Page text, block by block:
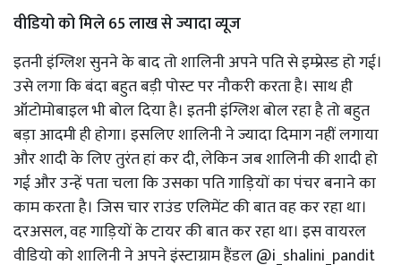
वीडियो को मिले 65 लाख से ज्यादा व्यूज
इतनी इंग्लिश सुनने के बाद तो शालिनी अपने पति से इम्प्रेस्ड हो गई।
उसे लगा कि बंदा बहुत बड़ी पोस्ट पर नौकरी करता है। साथ ही
ऑटोमोबाइल भी बोल दिया है। इतनी इंग्लिश बोल रहा है तो बहुत
बड़ा आदमी ही होगा। इसलिए शालिनी ने ज्यादा दिमाग नहीं लगाया
और शादी के लिए तुरंत हां कर दी, लेकिन जब शालिनी की शादी हो
गई और उन्हें पता चला कि उसका पति गाड़ियों का पंचर बनाने का
काम करता है। जिस चार राउंड एलिमेंट की बात वह कर रहा था।
दरअसल, वह गाड़ियों के टायर की बात कर रहा था। इस वायरल
वीडियो को शालिनी ने अपने इंस्टाग्राम हैंडल @i_shalini_pandit